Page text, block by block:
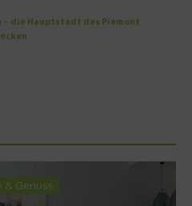
– die Hauptstadt des Piemont
& Genuss